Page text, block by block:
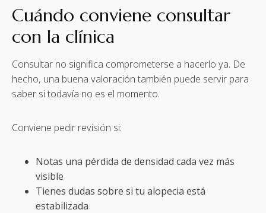
Cuándo conviene consultar
con la clínica
Consultar no significa comprometerse a hacerlo ya. De
hecho, una buena valoración también puede servir para
saber si todavía no es el momento.
Conviene pedir revisión si:
Notas una pérdida de densidad cada vez más
visible
Tienes dudas sobre si tu alopecia está
estabilizada